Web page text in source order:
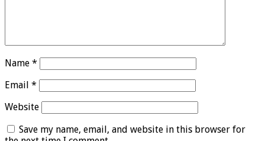
Name *
Email *
Website
Save my name, email, and website in this browser for